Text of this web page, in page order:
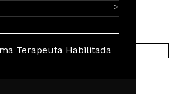
Terapeuta Habilitada
por Nome
COMPRE NA EUROPA